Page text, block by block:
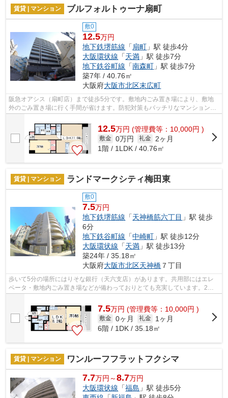
賃貸 | マンション ブルフォルトゥーナ扇町
敷0
12.5万円
地下鉄堺筋線 「扇町 」駅 徒歩4分
大阪環状線 「天満 」駅 徒歩7分
地下鉄谷町線 「南森町 」駅 徒歩7分
築7年 / 40.76㎡
大阪府大阪市北区末広町
阪急オアシス（扇町店）まで徒歩5分です。敷地内ごみ置き場により、敷地
外のごみ置き場に行く手間が省けます。防犯対策もバッチリなマンションタ
12.5万円 (管理費等：10,000円 )
敷金 0万円 礼金
2ヶ月
1階 / 1LDK / 40.76㎡
賃貸 | マンション ランドマークシティ梅田東
敷0
7.5万円
地下鉄堺筋線 「天神橋筋六丁目 」駅 徒歩
6分
地下鉄谷町線 「中崎町 」駅 徒歩12分
大阪環状線 「天満 」駅 徒歩13分
築24年 / 35.18㎡
大阪府大阪市北区天神橋 ７丁目
歩いて5分の場所にはりそな銀行（天六支店）があります。共用部にはエレ
ベータ・敷地内ごみ置き場などが備わっておりとても充実しています。2駅
7.5万円 (管理費等：10,000円 )
敷金 0ヶ月 礼金
1ヶ月
6階 / 1DK / 35.18㎡
賃貸 | マンション ワンルーフフラットフクシマ
7.7万円～8.7万円
大阪環状線 「福島 」駅 徒歩5分